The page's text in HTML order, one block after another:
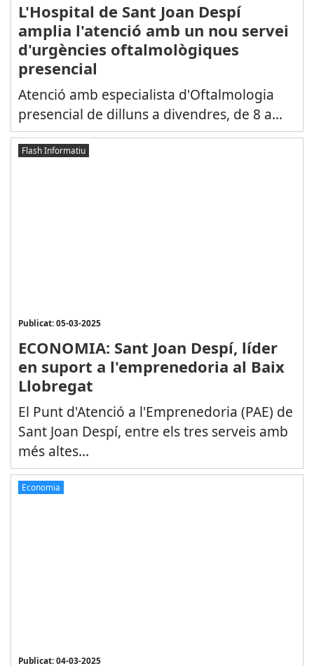
L'Hospital de Sant Joan Despí
amplia l'atenció amb un nou servei
d'urgències oftalmològiques
presencial
Atenció amb especialista d'Oftalmologia
presencial de dilluns a divendres, de 8 a...
Flash Informatiu
Publicat: 05-03-2025
ECONOMIA: Sant Joan Despí, líder
en suport a l'emprenedoria al Baix
Llobregat
El Punt d'Atenció a l'Emprenedoria (PAE) de
Sant Joan Despí, entre els tres serveis amb
més altes...
Economia
Publicat: 04-03-2025